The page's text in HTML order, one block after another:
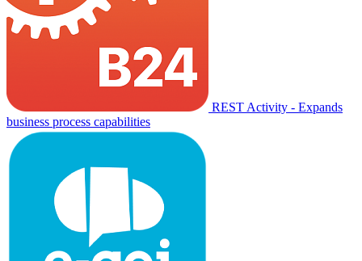
REST Activity - Expands
business process capabilities